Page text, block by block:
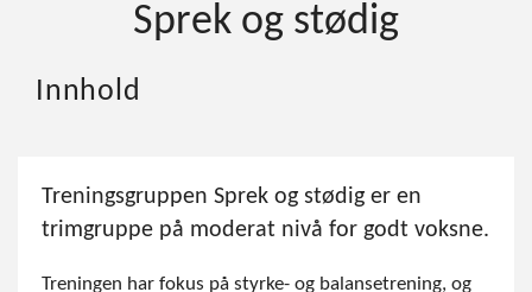
Sprek og stødig
Innhold
Treningsgruppen Sprek og stødig er en
trimgruppe på moderat nivå for godt voksne.
Treningen har fokus på styrke- og balansetrening, og